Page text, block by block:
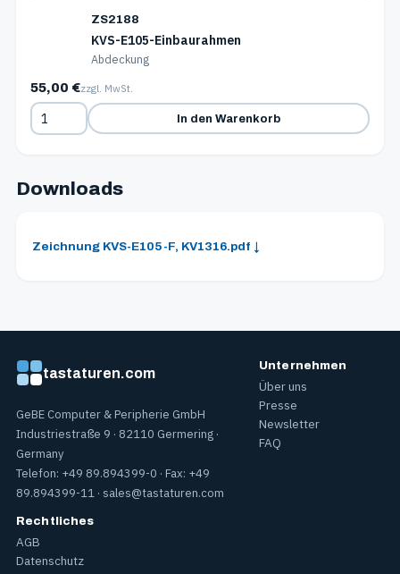
ZS2188
KVS-E105-Einbaurahmen
Abdeckung
55,00 €zzgl. MwSt.
In den Warenkorb
Downloads
Zeichnung KVS-E105-F, KV1316.pdf ↓
tastaturen.com
GeBE Computer & Peripherie GmbH
Industriestraße 9 · 82110 Germering ·
Germany
Telefon: +49 89.894399-0 · Fax: +49
89.894399-11 · sales@tastaturen.com
Unternehmen
Über uns
Presse
Newsletter
FAQ
Rechtliches
AGB
Datenschutz